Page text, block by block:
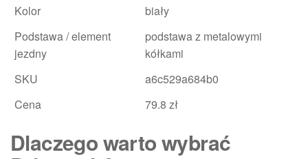
Kolor
biały
Podstawa / element
jezdny
podstawa z metalowymi
kółkami
SKU
a6c529a684b0
Cena
79.8 zł
Dlaczego warto wybrać